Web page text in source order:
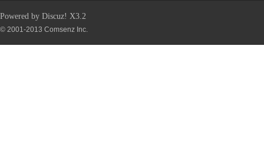
Powered by Discuz! X3.2
© 2001-2013 Comsenz Inc.